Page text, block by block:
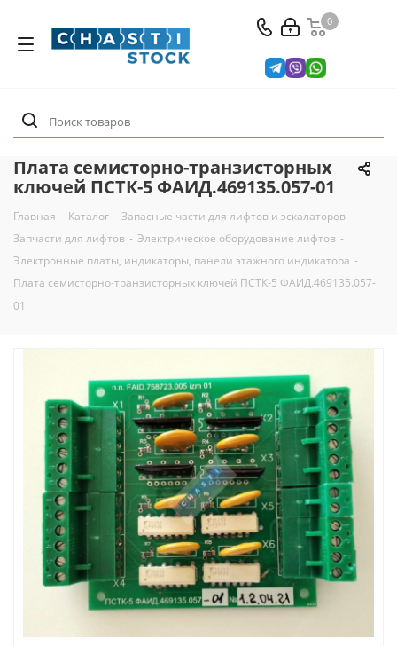
0
Плата семисторно-транзисторных
ключей ПСТК-5 ФАИД.469135.057-01
Главная - Каталог - Запасные части для лифтов и эскалаторов -
Запчасти для лифтов - Электрическое оборудование лифтов -
Электронные платы, индикаторы, панели этажного индикатора -
Плата семисторно-транзисторных ключей ПСТК-5 ФАИД.469135.057-
01